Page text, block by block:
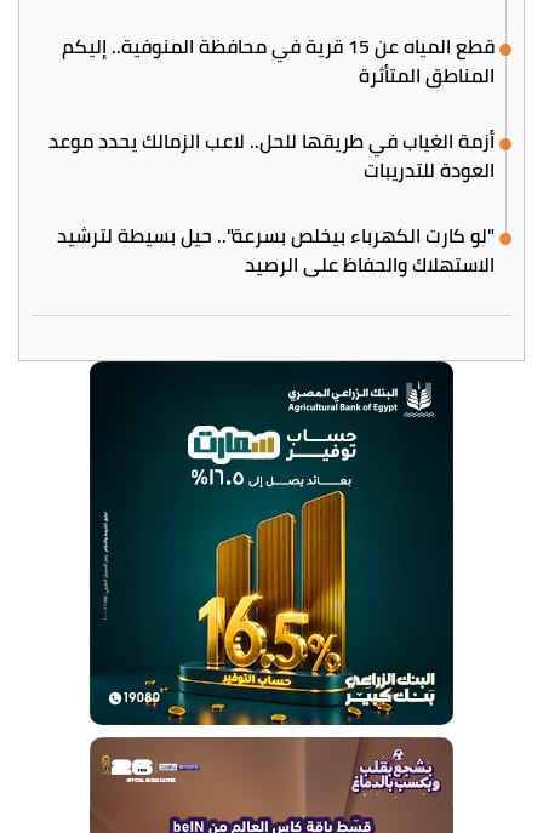
قطع المياه عن 15 قرية في محافظة المنوفية.. إليكم
المناطق المتأثرة
أزمة الغياب في طريقها للحل.. لاعب الزمالك يحدد موعد
العودة للتدريبات
"لو كارت الكهرباء بيخلص بسرعة".. حيل بسيطة لترشيد
الاستهلاك والحفاظ على الرصيد